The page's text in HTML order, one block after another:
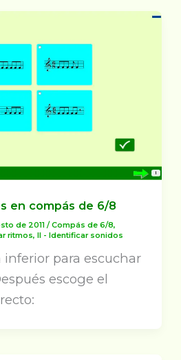
en compás de 6/8
de 2011/Compás de 6/8,
ritmos,II - Identificar sonidos
inferior para escuchar
escoge el